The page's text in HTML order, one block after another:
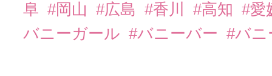
阜 #岡山 #広島 #香川 #高知 #愛
バニーガール #バニーバー #バ